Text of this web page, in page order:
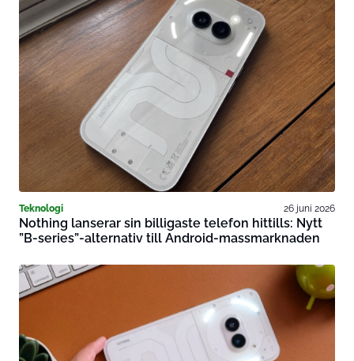
Teknologi 26 juni 2026
Nothing lanserar sin billigaste telefon hittills: Nytt
”B-series”-alternativ till Android-massmarknaden